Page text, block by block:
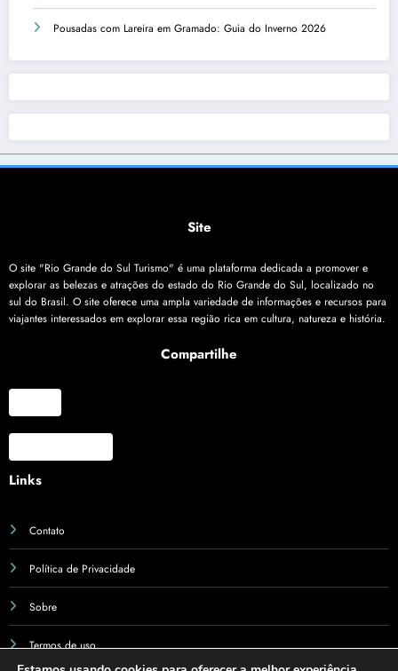
Pousadas com Lareira em Gramado: Guia do Inverno 2026
Site
O site "Rio Grande do Sul Turismo" é uma plataforma dedicada a promover e
explorar as belezas e atrações do estado do Rio Grande do Sul, localizado no
sul do Brasil. O site oferece uma ampla variedade de informações e recursos para
viajantes interessados em explorar essa região rica em cultura, natureza e história.
Compartilhe
Links
Contato
Política de Privacidade
Sobre
Termos de uso